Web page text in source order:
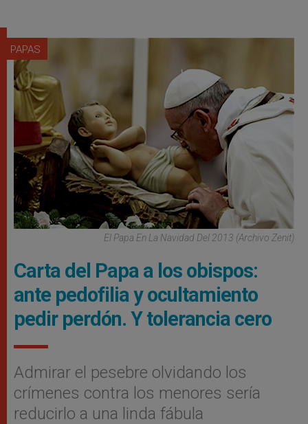
PAPAS
El Papa En La Navidad Del 2013 (Archivo Zenit)
Carta del Papa a los obispos:
ante pedofilia y ocultamiento
pedir perdón. Y tolerancia cero
Admirar el pesebre olvidando los
crímenes contra los menores sería
reducirlo a una linda fábula